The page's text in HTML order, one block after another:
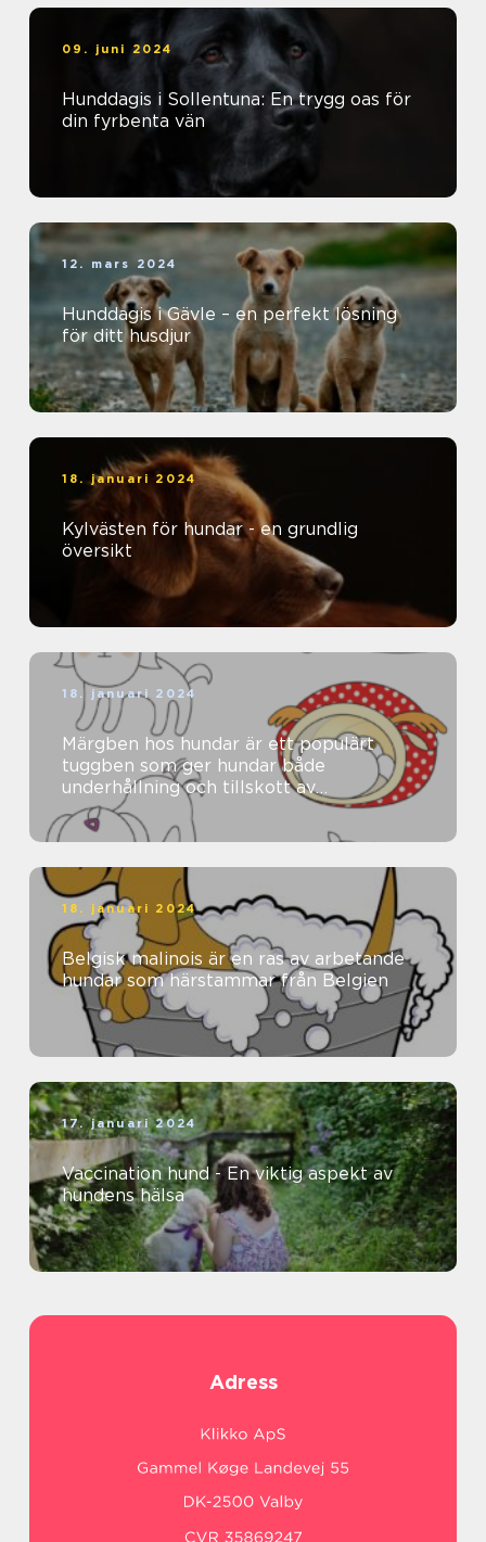
09. juni 2024
Hunddagis i Sollentuna: En trygg oas för
din fyrbenta vän
12. mars 2024
Hunddagis i Gävle – en perfekt lösning
för ditt husdjur
18. januari 2024
Kylvästen för hundar - en grundlig
översikt
18. januari 2024
Märgben hos hundar är ett populärt
tuggben som ger hundar både
underhållning och tillskott av
näringsämnen
18. januari 2024
Belgisk malinois är en ras av arbetande
hundar som härstammar från Belgien
17. januari 2024
Vaccination hund - En viktig aspekt av
hundens hälsa
Adress